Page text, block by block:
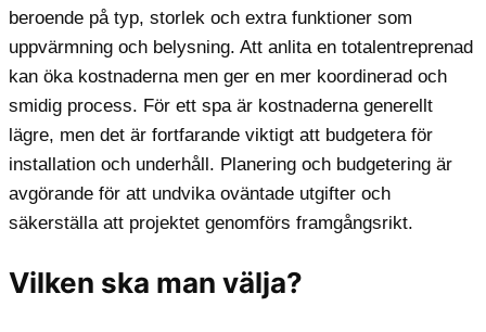
beroende på typ, storlek och extra funktioner som
uppvärmning och belysning. Att anlita en totalentreprenad
kan öka kostnaderna men ger en mer koordinerad och
smidig process. För ett spa är kostnaderna generellt
lägre, men det är fortfarande viktigt att budgetera för
installation och underhåll. Planering och budgetering är
avgörande för att undvika oväntade utgifter och
säkerställa att projektet genomförs framgångsrikt.
Vilken ska man välja?